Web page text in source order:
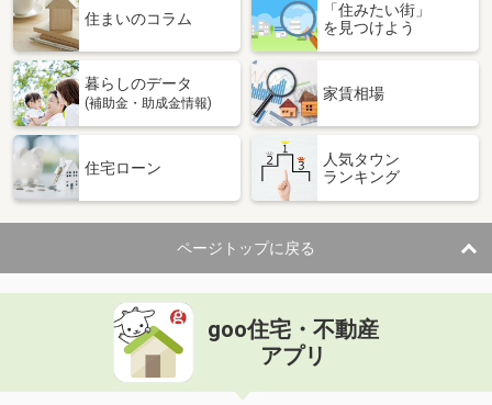
価 格
2,390万円
千葉県千葉市稲毛区小仲台８丁目
専有面積 75.18m²
間取り
千葉県千葉市中央区新宿２
5,180万円
住 所
千葉県千葉市中央区新宿２
専有面積 75.62m²
間取り
3LDK
千葉県千葉市中央区中央港１
価 格
4,290万円
住 所
千葉県千葉市中央区中央港１
専有面積 67.89m²
住まいのコラム
「住みたい街」
を見つけよう
暮らしのデータ
(補助金・助成金情報)
家賃相場
住宅ローン
人気タウン
ランキング
ページトップに戻る
goo住宅・不動産
アプリ